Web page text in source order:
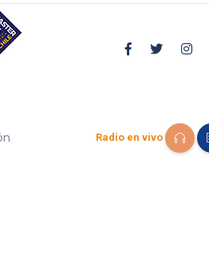
Radio en vivo